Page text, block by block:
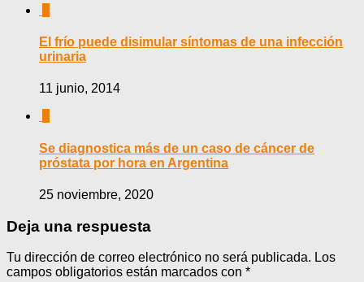
El frío puede disimular síntomas de una infección
urinaria
11 junio, 2014
Se diagnostica más de un caso de cáncer de
próstata por hora en Argentina
25 noviembre, 2020
Deja una respuesta
Tu dirección de correo electrónico no será publicada. Los
campos obligatorios están marcados con *